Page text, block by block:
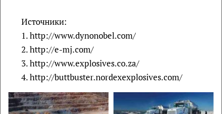
Источники:
1. http://www.dynonobel.com/
2. http://e-mj.com/
3. http://www.explosives.co.za/
4. http://buttbuster.nordexexplosives.com/